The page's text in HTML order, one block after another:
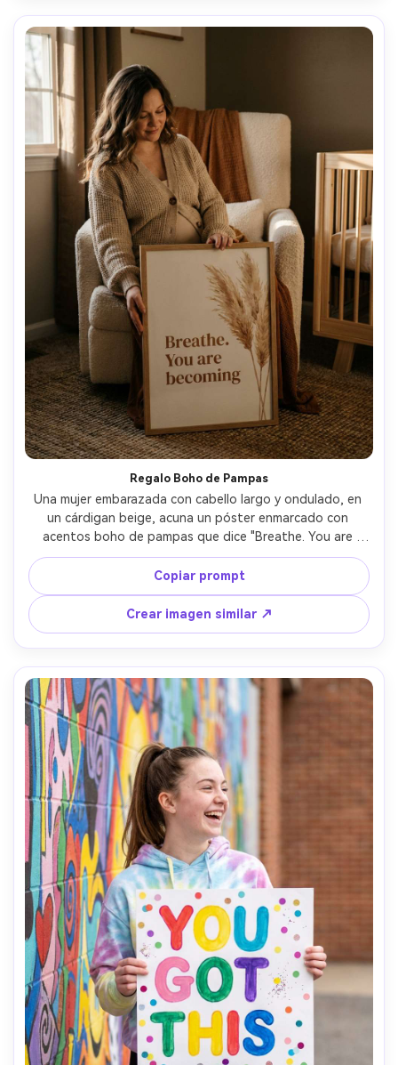
Regalo Boho de Pampas
Una mujer embarazada con cabello largo y ondulado, en
un cárdigan beige, acuna un póster enmarcado con
acentos boho de pampas que dice "Breathe. You are
becoming" en letras serif modernas y cálidas,
fotografiada en un cuarto de bebé acogedor con textiles
neutros, luz lateral de la hora dorada, Sony A7III, 35mm
f/1.8, plano vertical tres cuartos, ambiente íntimo y
esperanzador, textura realista de la piel, sombras
naturales, calidad editorial, enfoque nítido --ar 4:5
Copiar prompt
Crear imagen similar ↗